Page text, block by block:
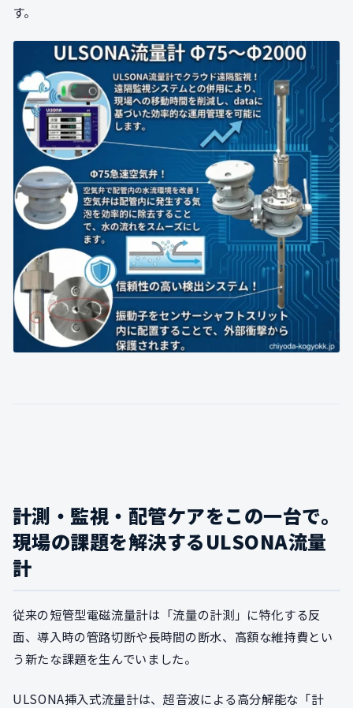
す。
計測・監視・配管ケアをこの一台で。
現場の課題を解決するULSONA流量
計
従来の短管型電磁流量計は「流量の計測」に特化する反
面、導入時の管路切断や長時間の断水、高額な維持費とい
う新たな課題を生んでいました。
ULSONA挿入式流量計は、超音波による高分解能な「計